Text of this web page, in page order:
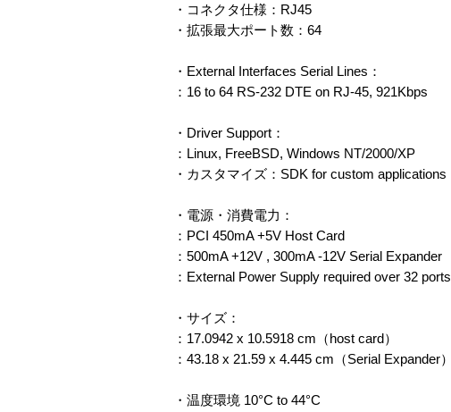
・コネクタ仕様：RJ45
・拡張最大ポート数：64
・External Interfaces Serial Lines：
：16 to 64 RS-232 DTE on RJ-45, 921Kbps
・Driver Support：
：Linux, FreeBSD, Windows NT/2000/XP
・カスタマイズ：SDK for custom applications
・電源・消費電力：
：PCI 450mA +5V Host Card
：500mA +12V , 300mA -12V Serial Expander
：External Power Supply required over 32 ports
・サイズ：
：17.0942 x 10.5918 cm（host card）
：43.18 x 21.59 x 4.445 cm（Serial Expander）
・温度環境 10°C to 44°C